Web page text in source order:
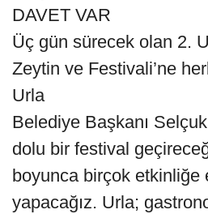
DAVET VAR
Üç gün sürecek olan 2.
Zeytin ve Festivali’ne
Urla
Belediye Başkanı
dolu bir festival
boyunca birçok etkinliğe
yapacağız. Urla;